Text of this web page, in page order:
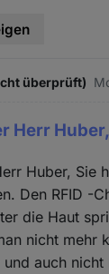
überprüft)
Herr Huber,
Huber, Sie
Den RFID -
die Haut
nicht mehr
auch nicht